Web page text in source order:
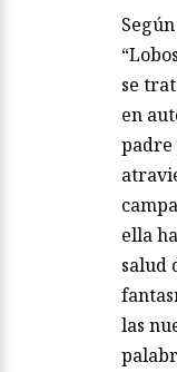
se
en
padre
ella
salud
las